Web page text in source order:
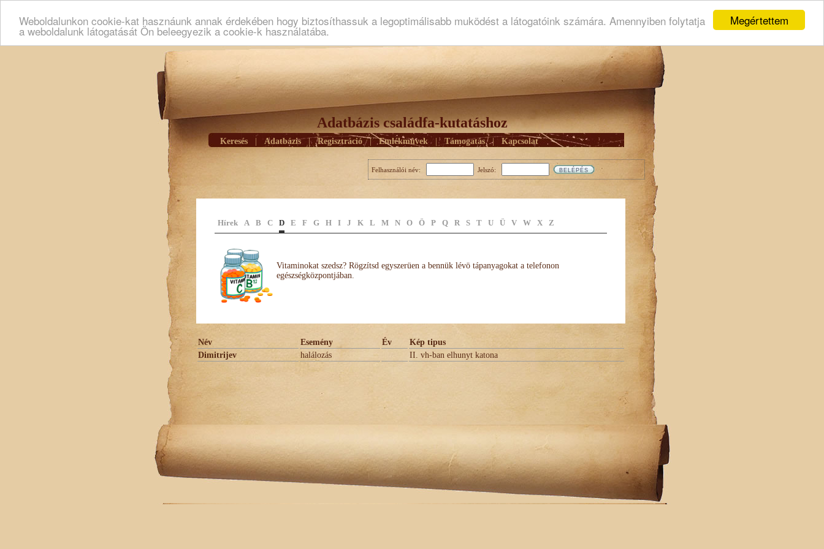
Megértettem
Weboldalunkon cookie-kat hasznáunk annak érdekében hogy biztosíthassuk a legoptimálisabb muködést a látogatóink számára. Amennyiben folytatja
a weboldalunk látogatását Ön beleegyezik a cookie-k használatába.
Adatbázis családfa-kutatáshoz
Keresés Adatbázis | Regisztráció | Emlékmûvek | Támogatás | Kapcsolat
Felhasználói név: Jelszó:
Hírek A B C D E F G H I J K L M N O Ö P Q R S T U Ü V W X Z
Vitaminokat szedsz? Rögzítsd egyszerüen a bennük lévö tápanyagokat a telefonon
egészségközpontjában.
Név Esemény Év
Kép tipus
Dimitrijev
halálozás II. vh-ban elhunyt katona